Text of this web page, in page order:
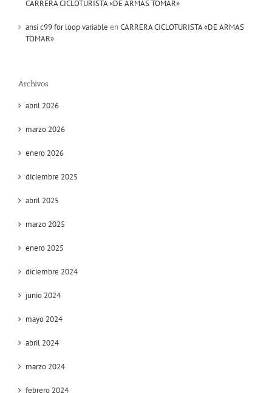
CARRERA CICLOTURISTA «DE ARMAS TOMAR»
ansi c99 for loop variable enCARRERA CICLOTURISTA «DE ARMAS
TOMAR»
Archivos
abril 2026
marzo 2026
enero 2026
diciembre 2025
abril 2025
marzo 2025
enero 2025
diciembre 2024
junio 2024
mayo 2024
abril 2024
marzo 2024
febrero 2024